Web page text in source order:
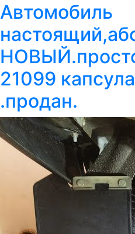
Автомобиль
21099
.продан.